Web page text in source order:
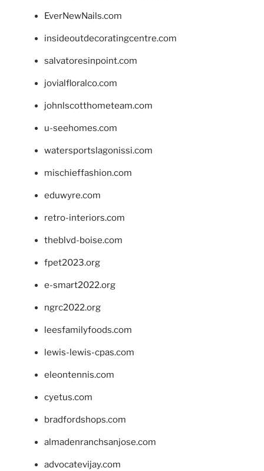
EverNewNails.com
insideoutdecoratingcentre.com
salvatoresinpoint.com
jovialfloralco.com
johnlscotthometeam.com
u-seehomes.com
watersportslagonissi.com
mischieffashion.com
eduwyre.com
retro-interiors.com
theblvd-boise.com
fpet2023.org
e-smart2022.org
ngrc2022.org
leesfamilyfoods.com
lewis-lewis-cpas.com
eleontennis.com
cyetus.com
bradfordshops.com
almadenranchsanjose.com
advocatevijay.com